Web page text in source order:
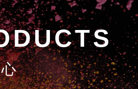
DUCTS
心